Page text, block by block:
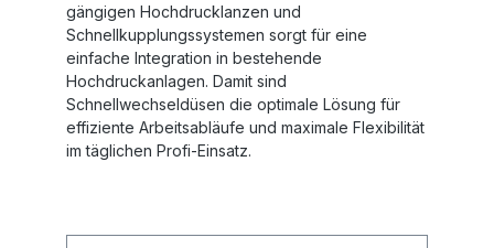
gängigen Hochdrucklanzen und
Schnellkupplungssystemen sorgt für eine
einfache Integration in bestehende
Hochdruckanlagen. Damit sind
Schnellwechseldüsen die optimale Lösung für
effiziente Arbeitsabläufe und maximale Flexibilität
im täglichen Profi-Einsatz.